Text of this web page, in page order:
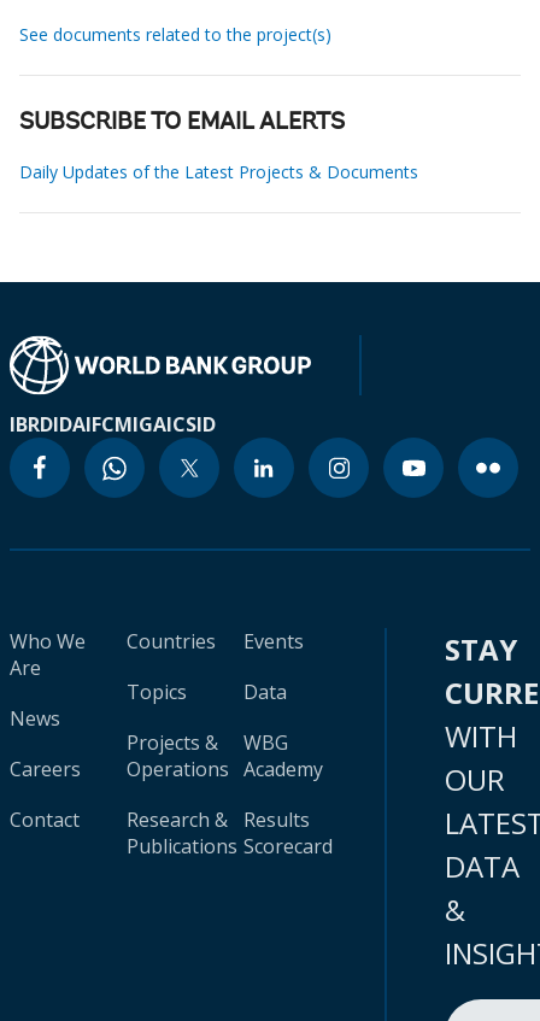
See documents related to the project(s)
SUBSCRIBE TO EMAIL ALERTS
Daily Updates of the Latest Projects & Documents
IBRDIDAIFCMIGAICSID
Who We
Are
News
Careers
Contact
Countries
Topics
Projects &
Operations
Research &
Publications
Events
Data
WBG
Academy
Results
Scorecard
STAY
WITH
OUR
DATA
&